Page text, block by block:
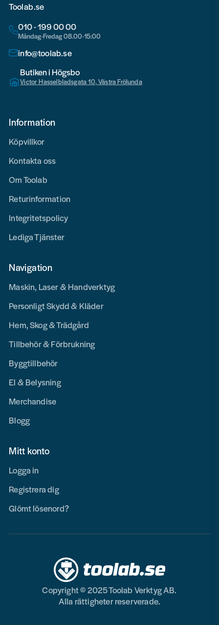
Toolab.se
010 - 199 00 00
Måndag-Fredag 08.00-15:00
info@toolab.se
Butiken i Högsbo
Victor Hasselbladsgata 10, Västra Frölunda
Information
Köpvillkor
Kontakta oss
Om Toolab
Returinformation
Integritetspolicy
Lediga Tjänster
Navigation
Maskin, Laser & Handverktyg
Personligt Skydd & Kläder
Hem, Skog & Trädgård
Tillbehör & Förbrukning
Byggtillbehör
El & Belysning
Merchandise
Blogg
Mitt konto
Logga in
Registrera dig
Glömt lösenord?
Copyright © 2025 Toolab Verktyg AB.
Alla rättigheter reserverade.